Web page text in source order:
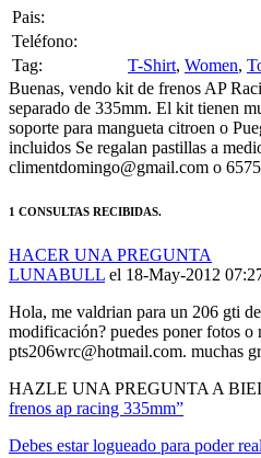
Teléfono:
Tag:
Buenas, vendo kit de frenos AP
separado de 335mm. El kit tienen
soporte para mangueta citroen o
incluidos Se regalan pastillas a
climentdomingo@gmail.com o
LUNABULL
el 18-May-2012 07:27
Hola, me valdrian para un 206 gti
modificación? puedes poner fotos o
pts206wrc@hotmail.com. muchas
HAZLE UNA PREGUNTA A
frenos ap racing 335mm”
Debes estar logueado para poder